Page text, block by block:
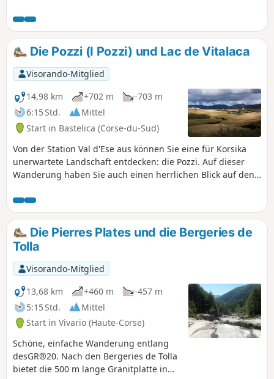
Komfort neu konzipiert wurde. Diese
Wanderung führt Sie auf ein
weitläufiges Hochplateau, wo intensiv
grüne Wiesen mit unzähligen
glitzernden Wasserlöchern übersät
sind, einem direkten Erbe der letzten
Eiszeit. Wir bieten Ihnen einen
alternativen Startpunkt, der den steilen
Aufstieg auf der Skipiste vermeidet und
stattdessen einen sanfteren und
angenehmeren Weg bietet.
Die Pozzi (I Pozzi) und Lac de Vitalaca
Visorando-Mitglied
14,98 km
+702 m
-703 m
6:15 Std.
Mittel
Start in Bastelica (Corse-du-Sud)
Von der Station Val d'Ese aus können Sie eine für Korsika
unerwartete Landschaft entdecken: die Pozzi. Auf dieser
Wanderung haben Sie auch einen herrlichen Blick auf den
werden Sie wahrscheinlich auf Schaf- und Rinderherden
treffen.
Die Pierres Plates und die Bergeries de
Tolla
Visorando-Mitglied
13,68 km
+460 m
-457 m
5:15 Std.
Mittel
Start in Vivario (Haute-Corse)
Schöne, einfache Wanderung entlang
desGR®20. Nach den Bergeries de Tolla
bietet die 500 m lange Granitplatte in